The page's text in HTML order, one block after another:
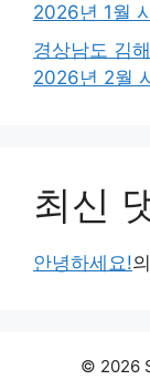
2026년 1월
경상남도 김
2026년 2월
최신
안녕하세요!의
© 2026